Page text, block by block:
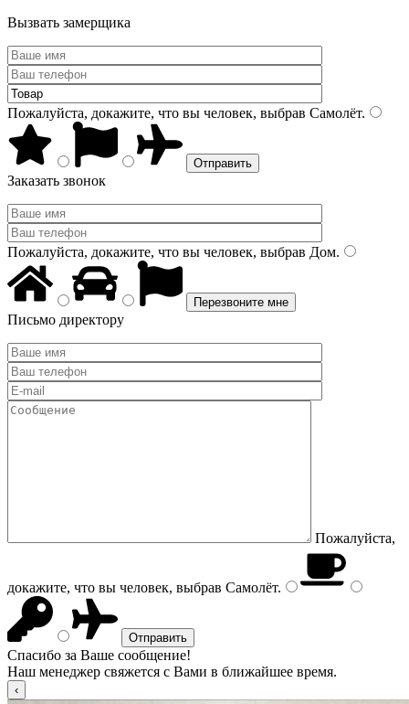
Вызвать замерщика
Пожалуйста, докажите, что вы человек, выбрав Самолёт.
Заказать звонок
Пожалуйста, докажите, что вы человек, выбрав Дом.
Письмо директору
Пожалуйста,
докажите, что вы человек, выбрав Самолёт.
Спасибо за Ваше сообщение!
Наш менеджер свяжется с Вами в ближайшее время.